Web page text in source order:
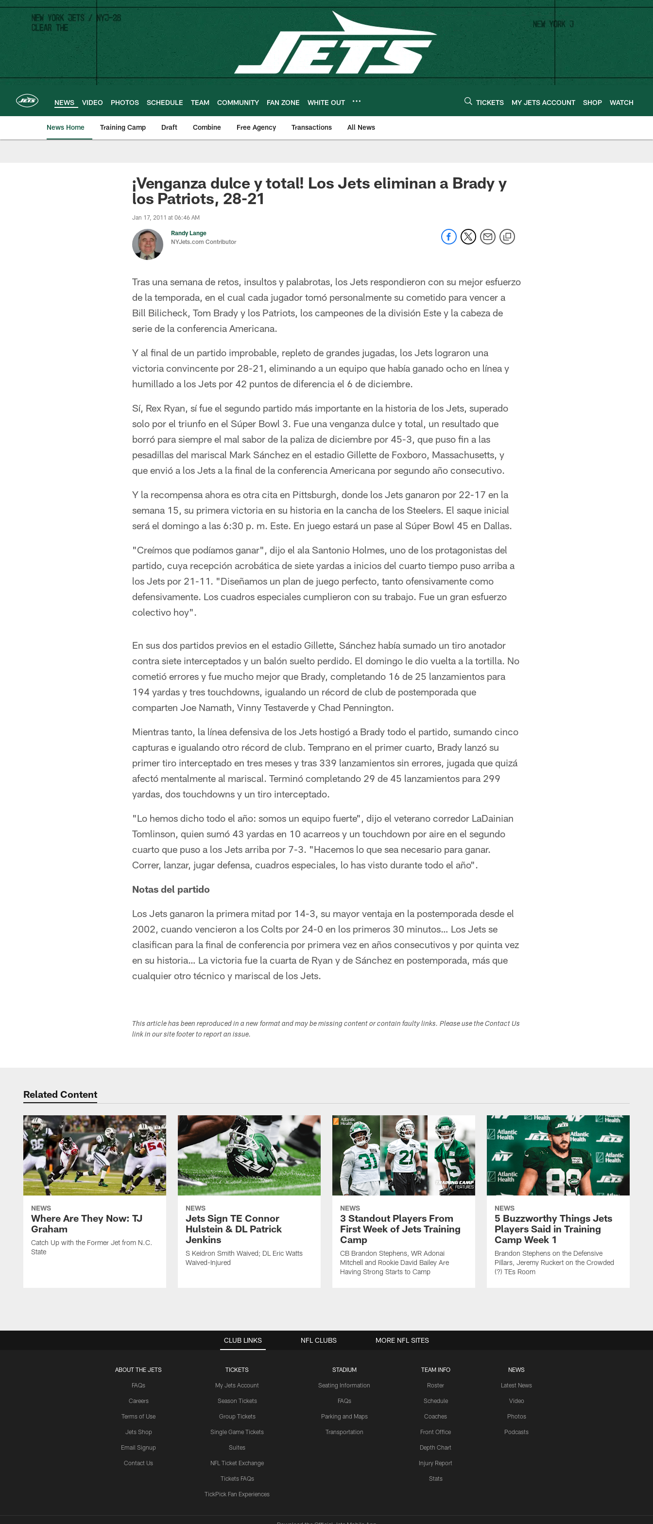
Skip
main
content
NEWS VIDEO PHOTOS SCHEDULE TEAM COMMUNITY FAN ZONE WHITE OUT TICKETS MY JETS ACCOUNT SHOP WATCH
News Home Training Camp Draft Combine Free Agency Transactions All News
¡Venganza dulce y total! Los Jets eliminan a Brady y
los Patriots, 28-21
Jan 17, 2011 at 06:46 AM
Randy Lange
NYJets.com Contributor
Tras una semana de retos, insultos y palabrotas, los Jets respondieron con su mejor esfuerzo
de la temporada, en el cual cada jugador tomó personalmente su cometido para vencer a
Bill Bilicheck, Tom Brady y los Patriots, los campeones de la división Este y la cabeza de
serie de la conferencia Americana.
Y al final de un partido improbable, repleto de grandes jugadas, los Jets lograron una
victoria convincente por 28-21, eliminando a un equipo que había ganado ocho en línea y
humillado a los Jets por 42 puntos de diferencia el 6 de diciembre.
Sí, Rex Ryan, sí fue el segundo partido más importante en la historia de los Jets, superado
solo por el triunfo en el Súper Bowl 3. Fue una venganza dulce y total, un resultado que
borró para siempre el mal sabor de la paliza de diciembre por 45-3, que puso fin a las
pesadillas del mariscal Mark Sánchez en el estadio Gillette de Foxboro, Massachusetts, y
que envió a los Jets a la final de la conferencia Americana por segundo año consecutivo.
Y la recompensa ahora es otra cita en Pittsburgh, donde los Jets ganaron por 22-17 en la
semana 15, su primera victoria en su historia en la cancha de los Steelers. El saque inicial
será el domingo a las 6:30 p. m. Este. En juego estará un pase al Súper Bowl 45 en Dallas.
"Creímos que podíamos ganar", dijo el ala Santonio Holmes, uno de los protagonistas del
partido, cuya recepción acrobática de siete yardas a inicios del cuarto tiempo puso arriba a
los Jets por 21-11. "Diseñamos un plan de juego perfecto, tanto ofensivamente como
defensivamente. Los cuadros especiales cumplieron con su trabajo. Fue un gran esfuerzo
colectivo hoy".
En sus dos partidos previos en el estadio Gillette, Sánchez había sumado un tiro anotador
contra siete interceptados y un balón suelto perdido. El domingo le dio vuelta a la tortilla. No
cometió errores y fue mucho mejor que Brady, completando 16 de 25 lanzamientos para
194 yardas y tres touchdowns, igualando un récord de club de postemporada que
comparten Joe Namath, Vinny Testaverde y Chad Pennington.
Mientras tanto, la línea defensiva de los Jets hostigó a Brady todo el partido, sumando cinco
capturas e igualando otro récord de club. Temprano en el primer cuarto, Brady lanzó su
primer tiro interceptado en tres meses y tras 339 lanzamientos sin errores, jugada que quizá
afectó mentalmente al mariscal. Terminó completando 29 de 45 lanzamientos para 299
yardas, dos touchdowns y un tiro interceptado.
"Lo hemos dicho todo el año: somos un equipo fuerte", dijo el veterano corredor LaDainian
Tomlinson, quien sumó 43 yardas en 10 acarreos y un touchdown por aire en el segundo
cuarto que puso a los Jets arriba por 7-3. "Hacemos lo que sea necesario para ganar.
Correr, lanzar, jugar defensa, cuadros especiales, lo has visto durante todo el año".
Notas del partido
Los Jets ganaron la primera mitad por 14-3, su mayor ventaja en la postemporada desde el
2002, cuando vencieron a los Colts por 24-0 en los primeros 30 minutos… Los Jets se
clasifican para la final de conferencia por primera vez en años consecutivos y por quinta vez
en su historia… La victoria fue la cuarta de Ryan y de Sánchez en postemporada, más que
cualquier otro técnico y mariscal de los Jets.
This article has been reproduced in a new format and may be missing content or contain faulty links. Please use the Contact Us
link in our site footer to report an issue.
Related Content
NEWS
Where Are They Now: TJ
Graham
Catch Up with the Former Jet from N.C.
State
NEWS
Jets Sign TE Connor
Hulstein & DL Patrick
Jenkins
S Keidron Smith Waived; DL Eric Watts
Waived-Injured
NEWS
3 Standout Players From
First Week of Jets Training
Camp
CB Brandon Stephens, WR Adonai
Mitchell and Rookie David Bailey Are
Having Strong Starts to Camp
NEWS
5 Buzzworthy Things Jets
Players Said in Training
Camp Week 1
Brandon Stephens on the Defensive
Pillars, Jeremy Ruckert on the Crowded
(?) TEs Room
CLUB LINKS
ABOUT THE JETS
FAQs
Careers
Terms of Use
Jets Shop
Email Signup
Contact Us
TICKETS
My Jets Account
Season Tickets
Group Tickets
Single Game Tickets
Suites
NFL Ticket Exchange
Tickets FAQs
TickPick Fan Experiences
STADIUM
Seating Information
FAQs
Parking and Maps
Transportation
TEAM INFO
Roster
Schedule
Coaches
Front Office
Depth Chart
Injury Report
Stats
NEWS
Latest News
Video
Photos
Podcasts
NFL CLUBS MORE NFL SITES